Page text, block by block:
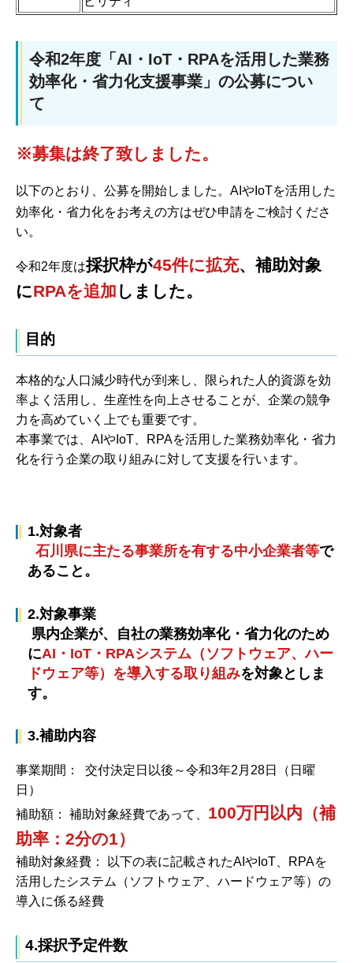
令和2年度「AI・IoT・RPAを活用した業務
効率化・省力化支援事業」の公募につい
て
※募集は終了致しました。
以下のとおり、公募を開始しました。AIやIoTを活用した
効率化・省力化をお考えの方はぜひ申請をご検討くださ
い。
令和2年度は採択枠が45件に拡充、補助対象
にRPAを追加 しました。
目的
本格的な人口減少時代が到来し、限られた人的資源を効
率よく活用し、生産性を向上させることが、企業の競争
力を高めていく上でも重要です。
本事業では、AIやIoT、RPAを活用した業務効率化・省力
化を行う企業の取り組みに対して支援を行います。
1.対象者
石川県に主たる事業所を有する中小企業者等で
あること。
2.対象事業
県内企業が、自社の業務効率化・省力化のため
にAI・IoT・RPAシステム（ソフトウェア、ハー
ドウェア等）を導入する取り組みを対象としま
す。
3.補助内容
事業期間： 交付決定日以後～令和3年2月28日（日曜
日）
補助額： 補助対象経費であって、 100万円以内（補
助率：2分の1）
補助対象経費： 以下の表に記載されたAIやIoT、RPAを
活用したシステム（ソフトウェア、ハードウェア等）の
導入に係る経費
4.採択予定件数